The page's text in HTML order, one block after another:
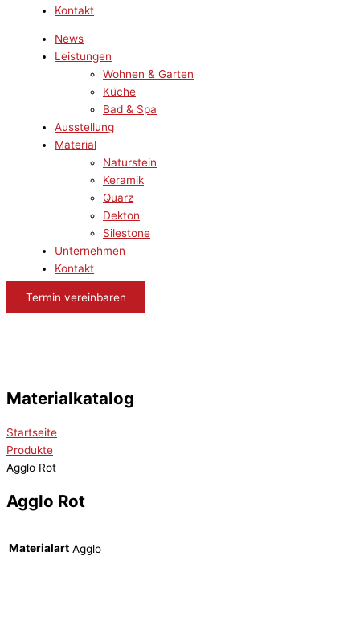
Kontakt
News
Leistungen
Wohnen & Garten
Küche
Bad & Spa
Ausstellung
Material
Naturstein
Keramik
Quarz
Dekton
Silestone
Unternehmen
Kontakt
Termin vereinbaren
Materialkatalog
Startseite
Produkte
Agglo Rot
Agglo Rot
Materialart Agglo